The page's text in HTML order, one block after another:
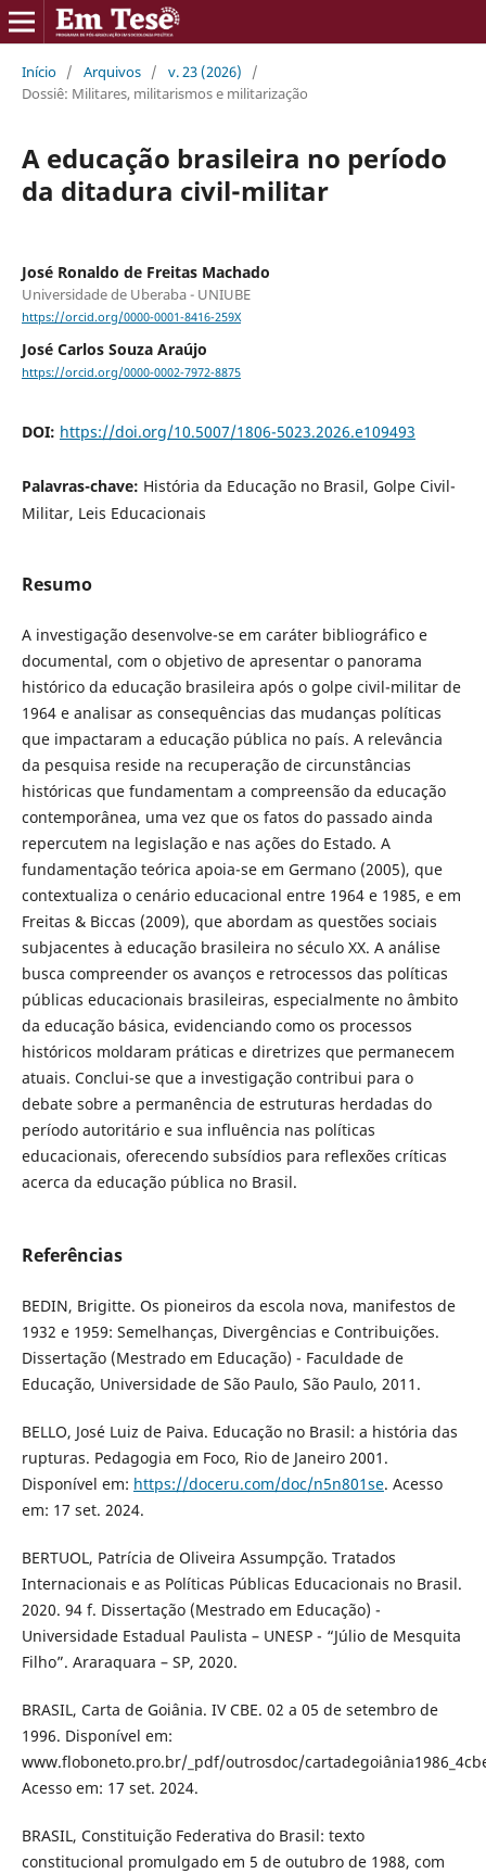
Início / Arquivos / v. 23 (2026)
/
Dossiê: Militares, militarismos e militarização
A educação brasileira no período
da ditadura civil-militar
José Ronaldo de Freitas Machado
Universidade de Uberaba - UNIUBE
https://orcid.org/0000-0001-8416-259X
José Carlos Souza Araújo
https://orcid.org/0000-0002-7972-8875
DOI: https://doi.org/10.5007/1806-5023.2026.e109493
Palavras-chave: História da Educação no Brasil, Golpe Civil-
Militar, Leis Educacionais
Resumo
A investigação desenvolve-se em caráter bibliográfico e
documental, com o objetivo de apresentar o panorama
histórico da educação brasileira após o golpe civil-militar de
1964 e analisar as consequências das mudanças políticas
que impactaram a educação pública no país. A relevância
da pesquisa reside na recuperação de circunstâncias
históricas que fundamentam a compreensão da educação
contemporânea, uma vez que os fatos do passado ainda
repercutem na legislação e nas ações do Estado. A
fundamentação teórica apoia-se em Germano (2005), que
contextualiza o cenário educacional entre 1964 e 1985, e em
Freitas & Biccas (2009), que abordam as questões sociais
subjacentes à educação brasileira no século XX. A análise
busca compreender os avanços e retrocessos das políticas
públicas educacionais brasileiras, especialmente no âmbito
da educação básica, evidenciando como os processos
históricos moldaram práticas e diretrizes que permanecem
atuais. Conclui-se que a investigação contribui para o
debate sobre a permanência de estruturas herdadas do
período autoritário e sua influência nas políticas
educacionais, oferecendo subsídios para reflexões críticas
acerca da educação pública no Brasil.
Referências
BEDIN, Brigitte. Os pioneiros da escola nova, manifestos de
1932 e 1959: Semelhanças, Divergências e Contribuições.
Dissertação (Mestrado em Educação) - Faculdade de
Educação, Universidade de São Paulo, São Paulo, 2011.
BELLO, José Luiz de Paiva. Educação no Brasil: a história das
rupturas. Pedagogia em Foco, Rio de Janeiro 2001.
Disponível em: https://doceru.com/doc/n5n801se. Acesso
em: 17 set. 2024.
BERTUOL, Patrícia de Oliveira Assumpção. Tratados
Internacionais e as Políticas Públicas Educacionais no Brasil.
2020. 94 f. Dissertação (Mestrado em Educação) -
Universidade Estadual Paulista – UNESP - “Júlio de Mesquita
Filho”. Araraquara – SP, 2020.
BRASIL, Carta de Goiânia. IV CBE. 02 a 05 de setembro de
1996. Disponível em:
www.floboneto.pro.br/_pdf/outrosdoc/
Acesso em: 17 set. 2024.
BRASIL, Constituição Federativa do Brasil: texto
constitucional promulgado em 5 de outubro de 1988, com